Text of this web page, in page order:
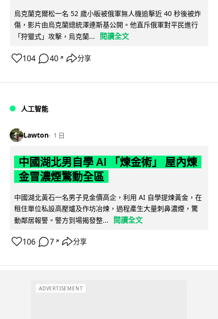
烏克蘭克爾松一名 52 歲小販被俄軍無人機追擊近 40 秒後被炸
傷，影片由烏克蘭總統澤連斯基公開。他直斥俄軍對平民進行
「狩獵式」攻擊，烏克蘭...
閱讀全文
104 40 ↗ 分享
人工智能
Lawton 1 日
中國湖北男自學 AI 「煉金術」 屋內煉
金冒濃煙驚動全區
中國湖北黃石一名男子見金價高企，利用 AI 自學提煉黃金，在
租住單位私設高壓爐及作坊冶煉，過程產生大量刺鼻濃煙，驚
動鄰居報警。警方到場揭發整...
閱讀全文
106 7 ↗ 分享
ADVERTISEMENT